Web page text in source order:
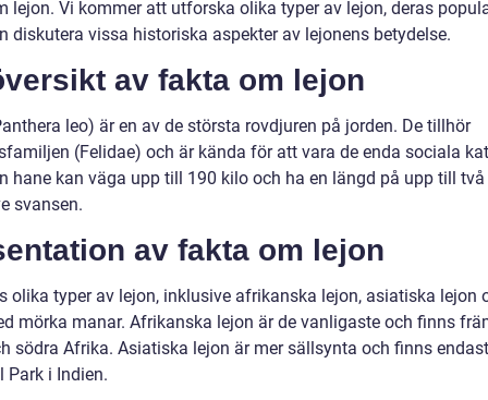
lejon. Vi kommer att utforska olika typer av lejon, deras
diskutera vissa historiska aspekter av lejonens betydelse.
av fakta om lejon
leo) är en av de största rovdjuren på jorden. De tillhör
(Felidae) och är kända för att vara de enda sociala
hane kan väga upp till 190 kilo och ha en längd på upp till två
svansen.
av fakta om lejon
olika typer av lejon, inklusive afrikanska lejon, asiatiska lejon
mörka manar. Afrikanska lejon är de vanligaste och finns
södra Afrika. Asiatiska lejon är mer sällsynta och finns
Park i Indien.